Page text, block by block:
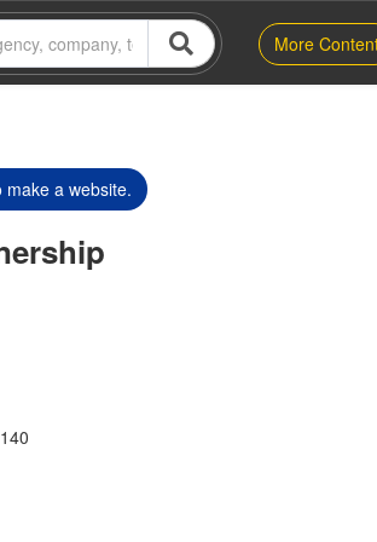
More
make a website.